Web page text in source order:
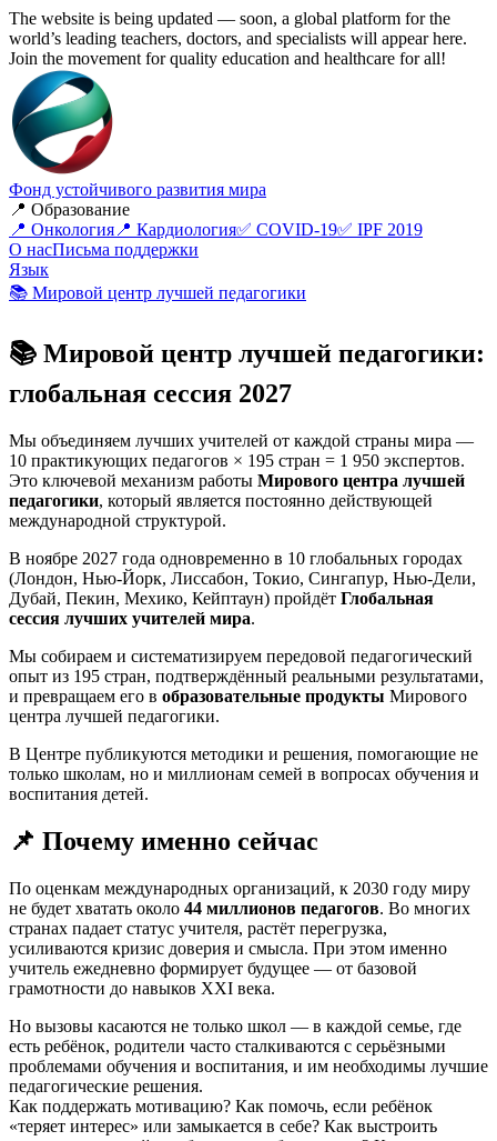
The website is being updated — soon, a global platform for the
world’s leading teachers, doctors, and specialists will appear here.
Join the movement for quality education and healthcare for all!
Фонд устойчивого развития мира
📍 Образование
📍 Онкология 📍 Кардиология✅ COVID-19✅ IPF 2019
О насПисьма поддержки
Язык
📚 Мировой центр лучшей педагогики
📚 Мировой центр лучшей педагогики:
глобальная сессия 2027
Мы объединяем лучших учителей от каждой страны мира —
10 практикующих педагогов × 195 стран = 1 950 экспертов.
Это ключевой механизм работы Мирового центра лучшей
педагогики, который является постоянно действующей
международной структурой.
В ноябре 2027 года одновременно в 10 глобальных городах
(Лондон, Нью-Йорк, Лиссабон, Токио, Сингапур, Нью-Дели,
Дубай, Пекин, Мехико, Кейптаун) пройдёт Глобальная
сессия лучших учителей мира.
Мы собираем и систематизируем передовой педагогический
опыт из 195 стран, подтверждённый реальными результатами,
и превращаем его в образовательные продукты Мирового
центра лучшей педагогики.
В Центре публикуются методики и решения, помогающие не
только школам, но и миллионам семей в вопросах обучения и
воспитания детей.
📌 Почему именно сейчас
По оценкам международных организаций, к 2030 году миру
не будет хватать около 44 миллионов педагогов. Во многих
странах падает статус учителя, растёт перегрузка,
усиливаются кризис доверия и смысла. При этом именно
учитель ежедневно формирует будущее — от базовой
грамотности до навыков XXI века.
Но вызовы касаются не только школ — в каждой семье, где
есть ребёнок, родители часто сталкиваются с серьёзными
проблемами обучения и воспитания, и им необходимы лучшие
педагогические решения.
Как поддержать мотивацию? Как помочь, если ребёнок
«теряет интерес» или замыкается в себе? Как выстроить